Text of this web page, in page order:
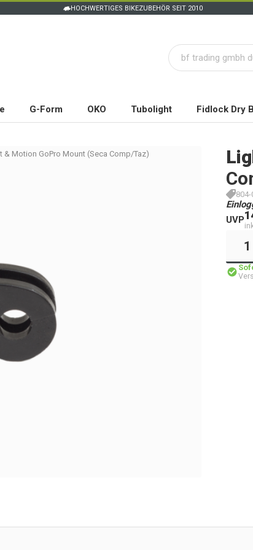
HOCHWERTIGES BIKEZUBEHÖR SEIT 2010
G-Form OKO Tubolight Fidlock Dry
& Motion GoPro Mount (Seca Comp/Taz)
UVP